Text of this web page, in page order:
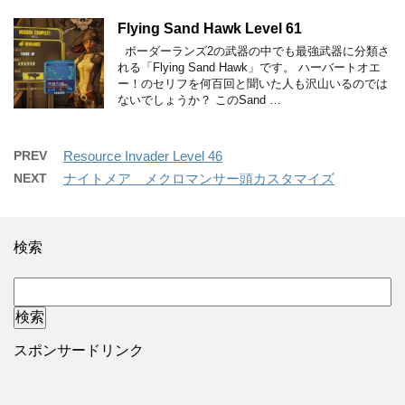
Flying Sand Hawk Level 61
ボーダーランズ2の武器の中でも最強武器に分類さ
れる「Flying Sand Hawk」です。 ハーバートオエ
ー！のセリフを何百回と聞いた人も沢山いるのでは
ないでしょうか？ このSand …
PREV Resource Invader Level 46
NEXT ナイトメア メクロマンサー頭カスタマイズ
検索
スポンサードリンク